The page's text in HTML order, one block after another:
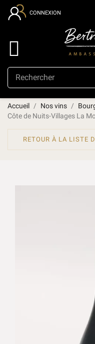
CONNEXION

Accueil Nos vins
Côte de Nuits-Villages La
RETOUR À LA LISTE